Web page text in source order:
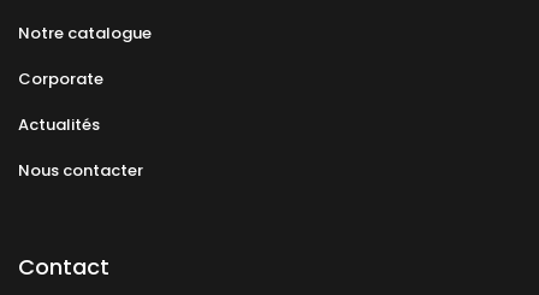
Notre catalogue
Corporate
Actualités
Nous contacter
Contact